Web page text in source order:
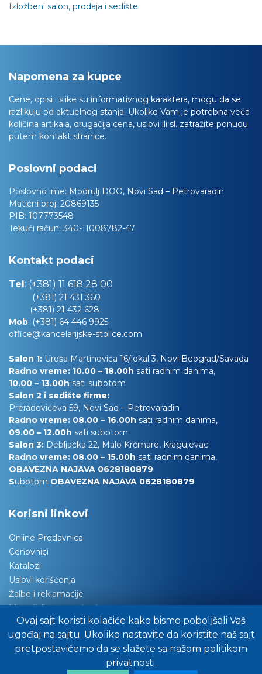
Izložbeni salon, prodaja i sedište
Ovaj sajt koristi kolačiće kako bismo poboljšali Vaš
ugođaj na sajtu. Ukoliko nastavite da koristite naš sajt
pretpostavićemo da se slažete sa našom politikom
privatnosti.
Napomena za kupce
Cene, opisi i slike su informativnog karaktera, mogu da se
razlikuju od aktuelnog stanja. Ukoliko Vam je potrebna veća
količina artikala, drugačija cena, uslovi ili sl. zatražite ponudu
putem kontakt stranice.
Poslovni podaci
Poslovno ime: Modrulj DOO, Novi Sad – Petrovaradin
Matični broj: 20869135
PIB: 107773548
Tekući račun: 340-11008782-47
Kontakt podaci
Tel: (+381) 11 618 28 00
(+381) 21 431 360
(+381) 21 432 628
Mob: (+381) 64 446 9925
office@kancelarijske-stolice.com
Salon 1: Uroša Martinovića 16/lokal 3, Novi Beograd/Savada
Radno vreme: 10.00 – 18.00h sati radnim danima,
10.00 – 13.00h sati subotom
Salon 2 i sedište firme:
Preradovićeva 59, Novi Sad – Petrovaradin
Radno vreme: 08.00 – 16.00h sati radnim danima,
09.00 – 12.00h sati subotom
Salon 3: Debljačka 22, Malo Krčmare, Kragujevac
Radno vreme: 08.00 – 15.00h sati radnim danima,
OBAVEZNA NAJAVA 0628180879
Subotom OBAVEZNA NAJAVA 0628180879
Korisni linkovi
Online Prodavnica
Cenovnici
Katalozi
Uslovi korišćenja
Žalbe i reklamacije
Materijali za tapaciranje
Održavanje nameštaja
Važna obaveštenja
Preuzimanje robe
Pitajte stručnjake za savet